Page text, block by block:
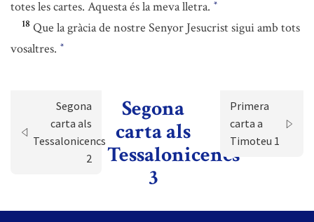
totes les cartes. Aquesta és la meva lletra. *
18 Que la gràcia de nostre Senyor Jesucrist sigui amb tots
vosaltres. *
Segona
carta als
Tessalonicencs
2
Segona
carta als
Tessalonicencs
3
Primera
carta a
Timoteu 1